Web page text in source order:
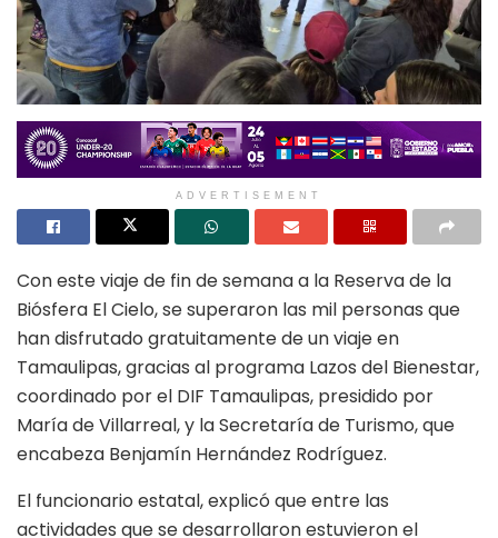
ADVERTISEMENT
Con este viaje de fin de semana a la Reserva de la
Biósfera El Cielo, se superaron las mil personas que
han disfrutado gratuitamente de un viaje en
Tamaulipas, gracias al programa Lazos del Bienestar,
coordinado por el DIF Tamaulipas, presidido por
María de Villarreal, y la Secretaría de Turismo, que
encabeza Benjamín Hernández Rodríguez.
El funcionario estatal, explicó que entre las
actividades que se desarrollaron estuvieron el